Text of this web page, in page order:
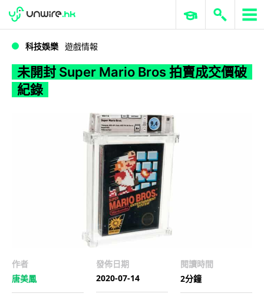
未開封 Super Mario Bros 拍賣成交價破紀錄
WWDC 2026 ERP 與商業 AI
科技娛樂 遊戲情報
未開封 Super Mario Bros 拍賣成交價破
紀錄
作者
唐美鳳
發佈日期
2020-07-14
閱讀時間
2分鐘